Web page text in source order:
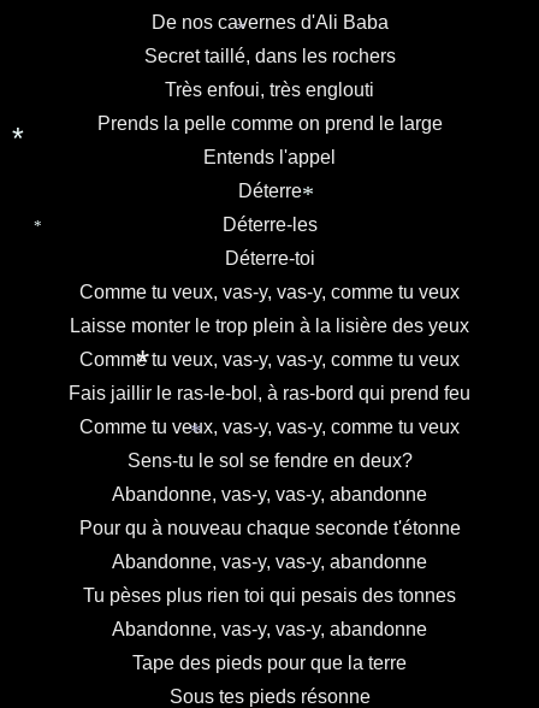
*
*
De nos cavernes d'Ali Baba
Secret taillé, dans les rochers
Très enfoui, très englouti
Prends la pelle comme on prend le large
Entends l'appel
Déterre
Déterre-les
Déterre-toi
Comme tu veux, vas-y, vas-y, comme tu veux
Laisse monter le trop plein à la lisière des yeux
Comme tu veux, vas-y, vas-y, comme tu veux
Fais jaillir le ras-le-bol, à ras-bord qui prend feu
Comme tu veux, vas-y, vas-y, comme tu veux
Sens-tu le sol se fendre en deux?
Abandonne, vas-y, vas-y, abandonne
Pour qu à nouveau chaque seconde t'étonne
Abandonne, vas-y, vas-y, abandonne
Tu pèses plus rien toi qui pesais des tonnes
Abandonne, vas-y, vas-y, abandonne
Tape des pieds pour que la terre
Sous tes pieds résonne